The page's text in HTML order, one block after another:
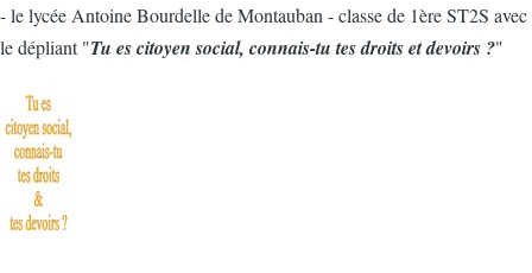
- le lycée Antoine Bourdelle de Montauban - classe de 1ère ST2S avec
le dépliant "Tu es citoyen social, connais-tu tes droits et devoirs ?"